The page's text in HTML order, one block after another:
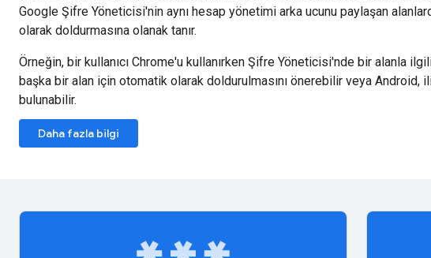
Google Şifre Yöneticisi'nin aynı hesap yönetimi arka ucunu paylaşan
olarak doldurmasına olanak tanır.
Örneğin, bir kullanıcı Chrome'u kullanırken Şifre Yöneticisi'nde bir alanla
başka bir alan için otomatik olarak doldurulmasını önerebilir veya
bulunabilir.
Daha fazla bilgi